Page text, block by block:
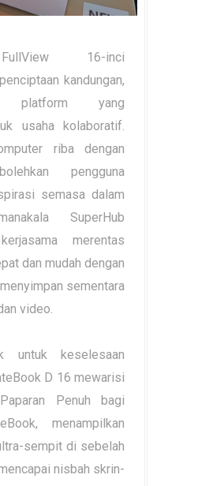
16-inci
kandungan,
platform yang
usaha kolaboratif.
riba dengan
pengguna
semasa dalam
SuperHub
merentas
dan mudah dengan
sementara
video.
untuk keselesaan
D 16 mewarisi
Penuh bagi
menampilkan
sempit di sebelah
nisbah skrin-